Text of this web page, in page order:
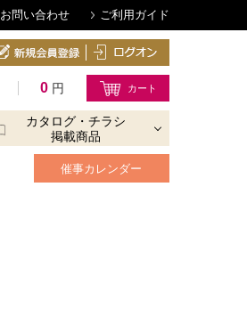
お問い合わせ ご利用ガイド
0 円
カタログ・チラシ
掲載商品
催事カレンダー